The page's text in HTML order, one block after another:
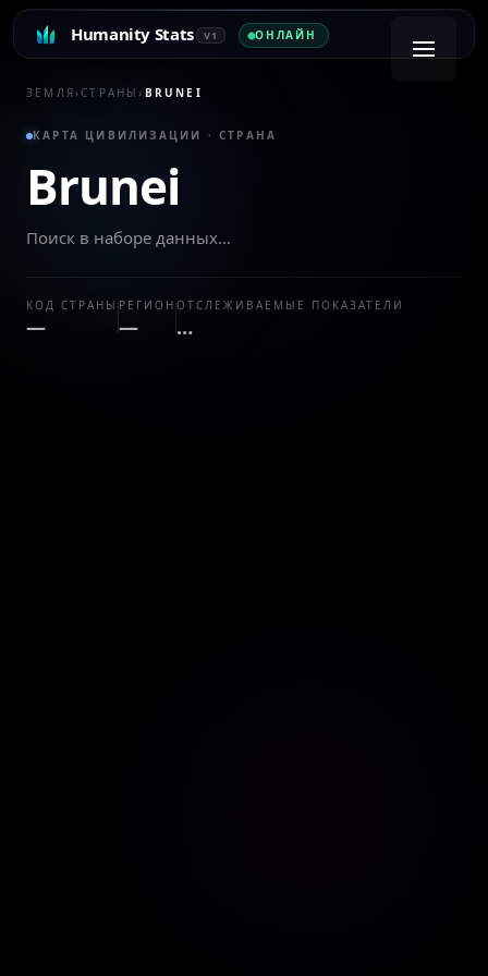
Humanity Stats V1 ОНЛАЙН
ЗЕМЛЯ›СТРАНЫ› BRUNEI
КАРТА ЦИВИЛИЗАЦИИ · СТРАНА
Brunei
Поиск в наборе данных…
КОД СТРАНЫ
—
РЕГИОН
—
ОТСЛЕЖИВАЕМЫЕ ПОКАЗАТЕЛИ
…